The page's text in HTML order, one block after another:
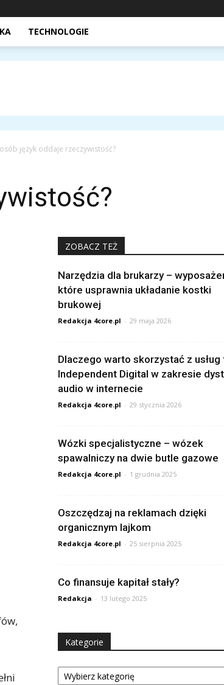
TECHNOLOGIE
język oddaje rzeczywistość?
ZOBACZ TEŻ
Narzędzia dla brukarzy –
które usprawnia układanie kostki
brukowej
Redakcja 4core.pl - 29 maja 2026
Dlaczego warto skorzystać z usług
Independent Digital w zakresie
audio w internecie
Redakcja 4core.pl - 29 stycznia 2026
Wózki specjalistyczne – wózek
spawalniczy na dwie butle gazowe
Redakcja 4core.pl - 1 grudnia 2025
Oszczędzaj na reklamach dzięki
organicznym lajkom
Redakcja 4core.pl - 25 sierpnia 2025
Co finansuje kapitał stały?
Redakcja - 13 lutego 2025
Kategorie
Kategorie